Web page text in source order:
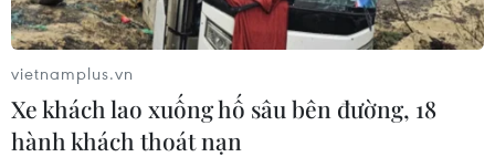
vietnamplus.vn
Xe khách lao xuống hố sâu bên đường, 18
hành khách thoát nạn